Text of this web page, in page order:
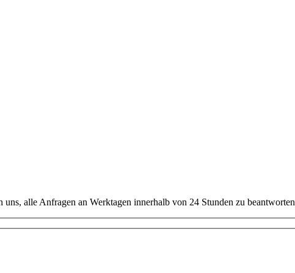
alle Anfragen an Werktagen innerhalb von 24 Stunden zu beantworten